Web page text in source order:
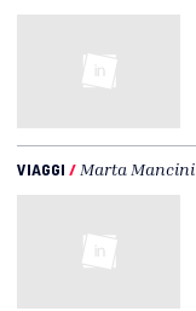
VIAGGI / Marta Mancini